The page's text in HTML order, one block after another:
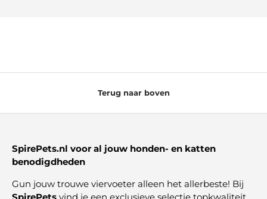
Terug naar boven
SpirePets.nl voor al jouw honden- en katten
benodigdheden
Gun jouw trouwe viervoeter alleen het allerbeste! Bij
SpirePets vind je een exclusieve selectie topkwaliteit